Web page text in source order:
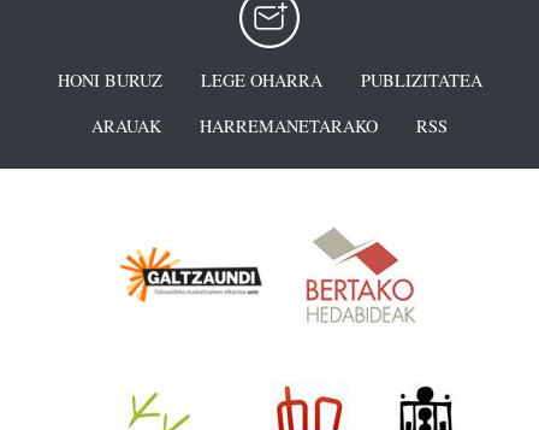
HONI BURUZ LEGE OHARRA
PUBLIZITATEA
ARAUAK
HARREMANETARAKO RSS